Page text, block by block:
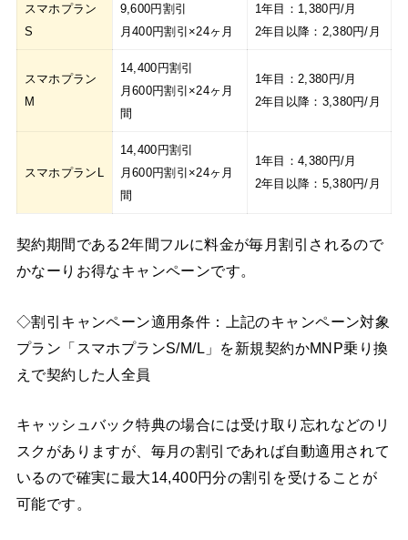
スマホプラン
S
9,600円割引
月400円割引×24ヶ月
1年目：1,380円/月
2年目以降：2,380円/月
スマホプラン
M
14,400円割引
月600円割引×24ヶ月
間
1年目：2,380円/月
2年目以降：3,380円/月
スマホプランL
14,400円割引
月600円割引×24ヶ月
間
1年目：4,380円/月
2年目以降：5,380円/月
契約期間である2年間フルに料金が毎月割引されるので
かなーりお得なキャンペーンです。
◇割引キャンペーン適用条件：上記のキャンペーン対象
プラン「スマホプランS/M/L」を新規契約かMNP乗り換
えで契約した人全員
キャッシュバック特典の場合には受け取り忘れなどのリ
スクがありますが、毎月の割引であれば自動適用されて
いるので確実に最大14,400円分の割引を受けることが
可能です。